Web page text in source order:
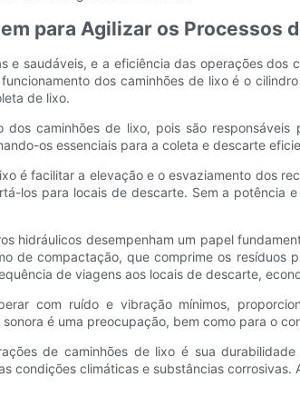
para Agilizar os Processos
saudáveis, e a eficiência das operações
dos caminhões de lixo é o
de lixo.
caminhões de lixo, pois são
os essenciais para a coleta e descarte
é facilitar a elevação e o esvaziamento dos
los para locais de descarte. Sem a
hidráulicos desempenham um papel
de compactação, que comprime os
de viagens aos locais de descarte,
com ruído e vibração mínimos,
é uma preocupação, bem como para o
de caminhões de lixo é sua
condições climáticas e substâncias